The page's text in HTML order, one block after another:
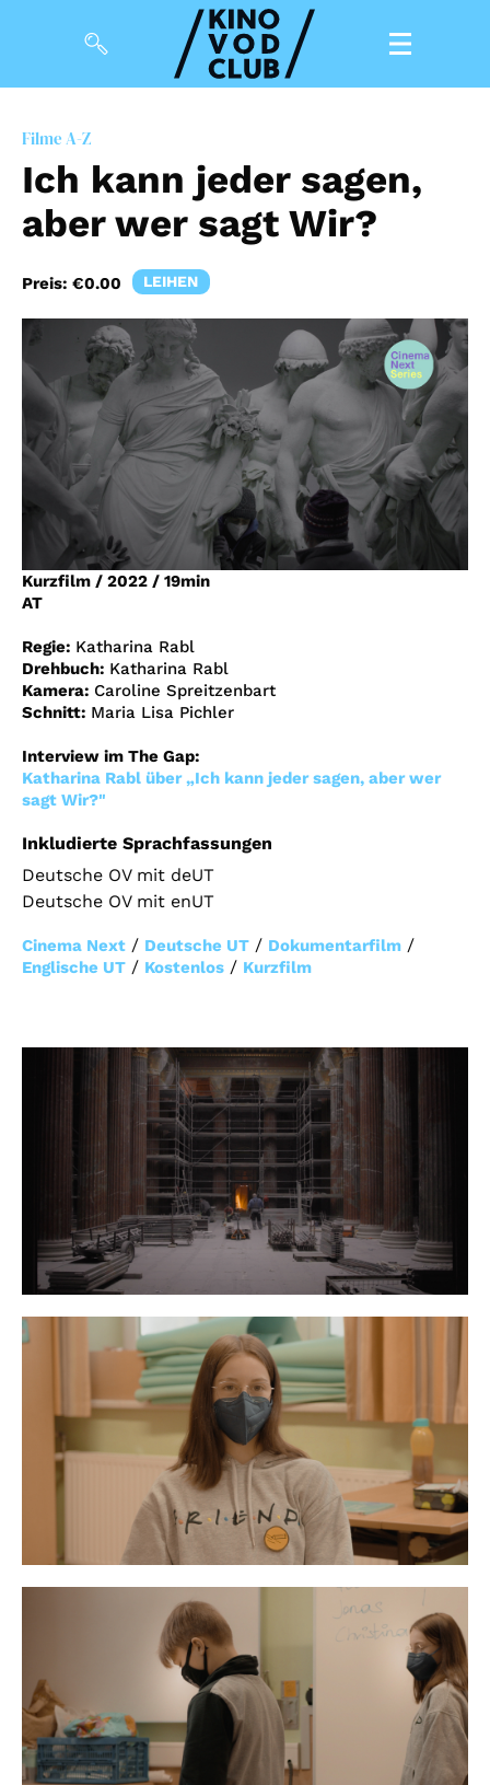
Magazin
Kuratierungen
Events
So geht’s
Filmpakete
Gutscheine
& Filmpässe
Account
Suche
Filme A-Z
Ich kann jeder sagen,
aber wer sagt Wir?
Preis: €0.00 LEIHEN
Kurzfilm / 2022 / 19min
AT
Regie: Katharina Rabl
Drehbuch: Katharina Rabl
Kamera: Caroline Spreitzenbart
Schnitt: Maria Lisa Pichler
Interview im The Gap:
Katharina Rabl über „Ich kann jeder sagen, aber wer
sagt Wir?"
Inkludierte Sprachfassungen
Deutsche OV mit deUT
Deutsche OV mit enUT
Cinema Next / Deutsche UT / Dokumentarfilm /
Englische UT / Kostenlos / Kurzfilm